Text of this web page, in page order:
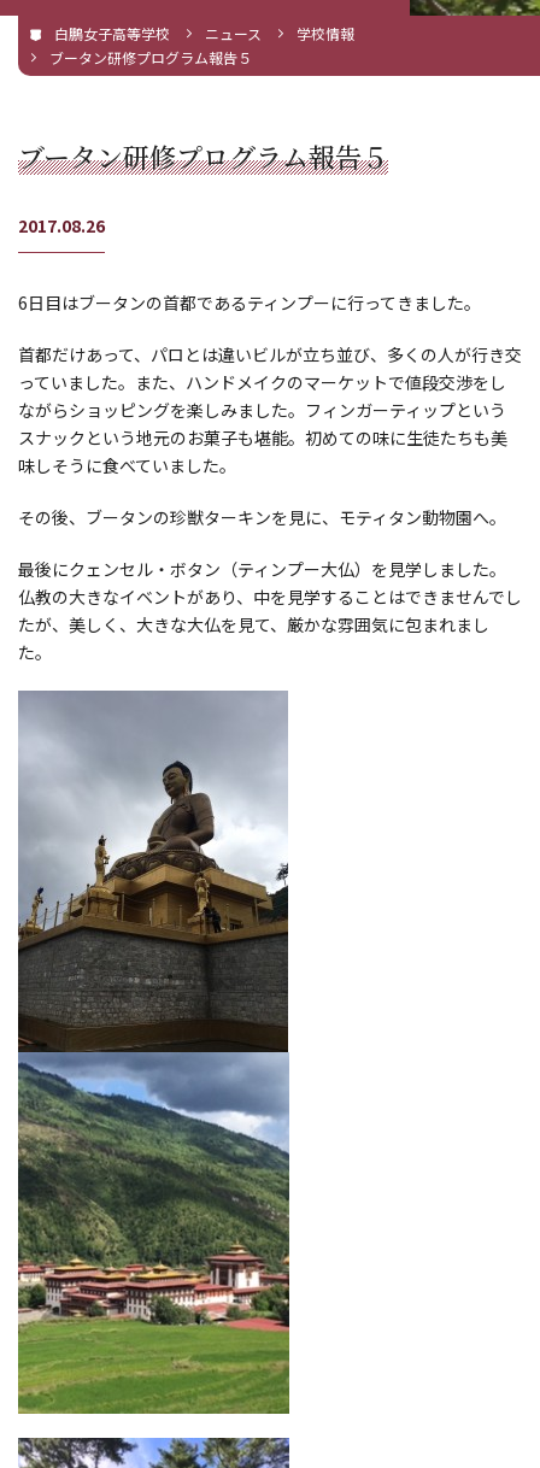
白鵬女子高等学校 ニュース
学校情報
ブータン研修プログラム報告５
ブータン研修プログラム報告５
2017.08.26
6日目はブータンの首都であるティンプーに行ってきました。
首都だけあって、パロとは違いビルが立ち並び、多くの人が行き交
っていました。また、ハンドメイクのマーケットで値段交渉をし
ながらショッピングを楽しみました。フィンガーティップという
スナックという地元のお菓子も堪能。初めての味に生徒たちも美
味しそうに食べていました。
その後、ブータンの珍獣ターキンを見に、モティタン動物園へ。
最後にクェンセル・ボタン（ティンプー大仏）を見学しました。
仏教の大きなイベントがあり、中を見学することはできませんでし
たが、美しく、大きな大仏を見て、厳かな雰囲気に包まれまし
た。